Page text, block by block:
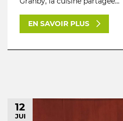
EN SAVOIR PLUS
12
JUI